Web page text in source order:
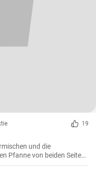
19
und die
Pfanne von beiden Seiten